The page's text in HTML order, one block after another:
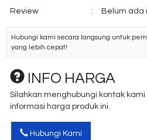
Review : Belum ada
Hubungi kami secara langsung untuk
yang lebih cepat!
INFO HARGA
Silahkan menghubungi kontak
informasi harga produk ini.
Hubungi Kami